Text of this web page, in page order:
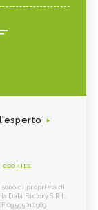
COOKIES
sono di proprietà di
Data Factory S.R.L.
09595010969